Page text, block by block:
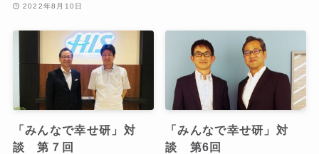
2022年8月10日
「みんなで幸せ研」対
談 第７回
「みんなで幸せ研」対
談 第6回